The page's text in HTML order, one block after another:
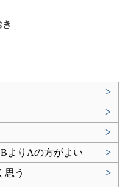
>
>
>
よりAの方がよい
>
思う
>